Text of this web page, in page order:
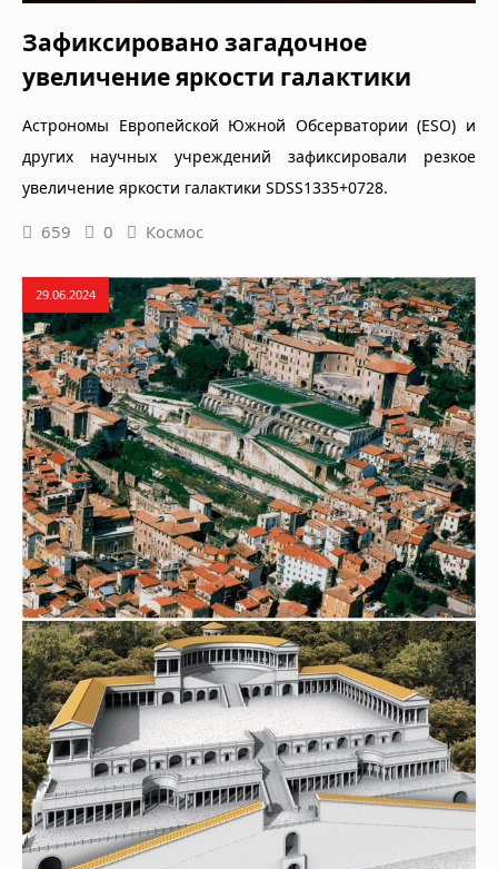
Зафиксировано загадочное
увеличение яркости галактики
Астрономы Европейской Южной Обсерватории (ESO) и
других научных учреждений зафиксировали резкое
увеличение яркости галактики SDSS1335+0728.
659 0 Космос
29.06.2024